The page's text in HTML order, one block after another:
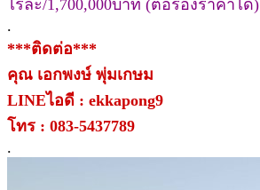
ไร่ละ/1,700,000บาท (ต่อรองราคาได้)
.
***ติดต่อ***
คุณ เอกพงษ์ พุ่มเกษม
LINEไอดี : ekkapong9
โทร : 083-5437789
.